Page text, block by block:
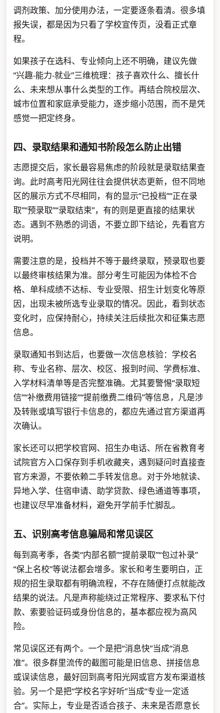
调剂政策、加分使用办法，一定要逐条看清。很多填
报失误，都是因为只看了学校宣传页，没看正式章
程。
如果孩子在选科、专业倾向上还不明确，建议先做
“兴趣-能力-就业”三维梳理：孩子喜欢什么、擅长什
么、未来想从事什么类型的工作。再结合院校层次、
城市位置和家庭承受能力，逐步缩小范围，而不是凭
感觉一把定终身。
四、录取结果和通知书阶段怎么防止出错
志愿提交后，家长最容易焦虑的阶段就是录取结果查
询。此时高考阳光网往往会提供状态更新，但不同地
区的展示方式不尽相同，有的显示“已投档”“正在录
取”“预录取”“录取结束”，有的则是更直接的结果状
态。遇到不熟悉的词语，不要立即下结论，先看官方
说明。
需要注意的是，投档并不等于最终录取，预录取也要
以最终审核结果为准。部分考生可能因为体检不合
格、单科成绩不达标、专业受限、招生计划变化等原
因，出现未被所选专业录取的情况。因此，看到状态
变化时，应保持耐心，持续关注后续批次和征集志愿
信息。
录取通知书到达后，也要做一次信息核验：学校名
称、专业名称、层次、校区、报到时间、学费标准、
入学材料清单等是否完整准确。尤其要警惕“录取短
信”“补缴费用链接”“提前缴费二维码”等信息，凡是涉
及转账或填写银行卡信息的，都应先通过官方渠道再
次确认。
家长还可以把学校官网、招生办电话、所在省教育考
试院官方入口保存到手机收藏夹，遇到疑问时直接查
官方来源，不要依赖二手转发信息。对于外地就读、
异地入学、住宿申请、助学贷款、绿色通道等事项，
也建议尽早准备材料，避免开学前手忙脚乱。
五、识别高考信息骗局和常见误区
每到高考季，各类“内部名额”“提前录取”“包过补录”
“保上名校”等说法都会增多。家长和考生要明白，正
规的招生录取都有明确流程，不存在随便打点就能改
结果的说法。凡是声称能绕过正常程序、要求私下付
款、索要验证码或身份信息的，基本都应视为高风
险。
常见误区还有两个。一个是把“消息快”当成“消息
准”。很多群里流传的截图可能是旧信息、拼接信息
或误读信息，最好回到高考阳光网或官方发布渠道核
验。另一个是把“学校名字好听”当成“专业一定适
合”。实际上，专业是否适合孩子、未来是否愿意长